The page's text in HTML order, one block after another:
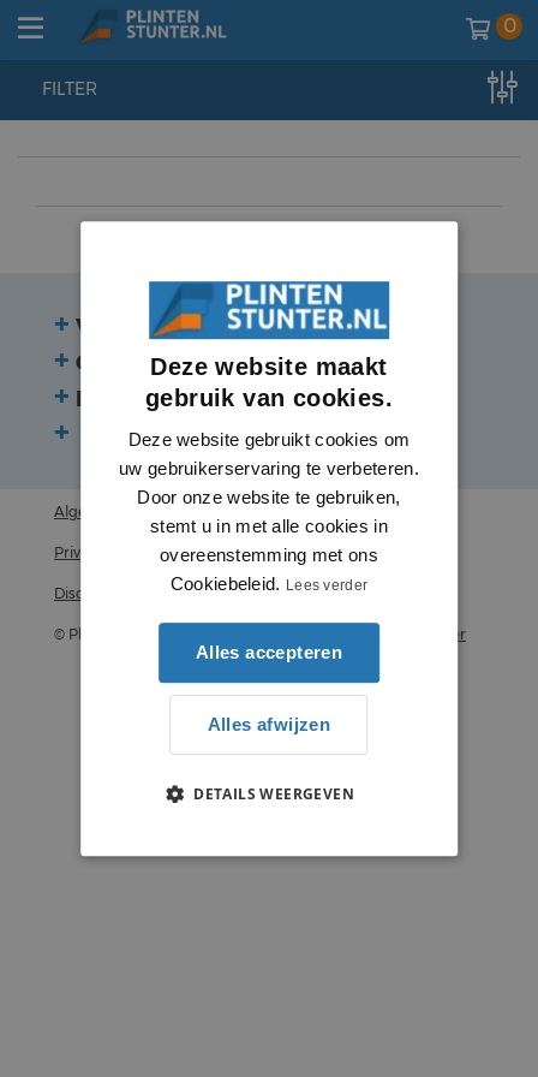
0
home //
FILTER
Veelgestelde vragen
Contact
Beoordelingen
Volg ons:
Algemene voorwaarden
Privacy statement
Disclaimer
© Plintenstunter 2026 Profielenstunter
Deze website maakt
gebruik van cookies.
Deze website gebruikt cookies om
uw gebruikerservaring te verbeteren.
Door onze website te gebruiken,
stemt u in met alle cookies in
overeenstemming met ons
Cookiebeleid. Lees verder
Alles accepteren
Alles afwijzen
DETAILS WEERGEVEN